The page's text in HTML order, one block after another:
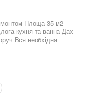
Площа 35 м2
кухня та ванна Дах
Вся необхідна